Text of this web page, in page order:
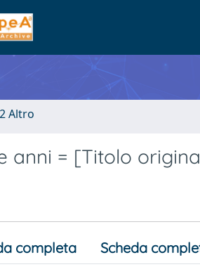
Altro
anni = [Titolo
completa Scheda